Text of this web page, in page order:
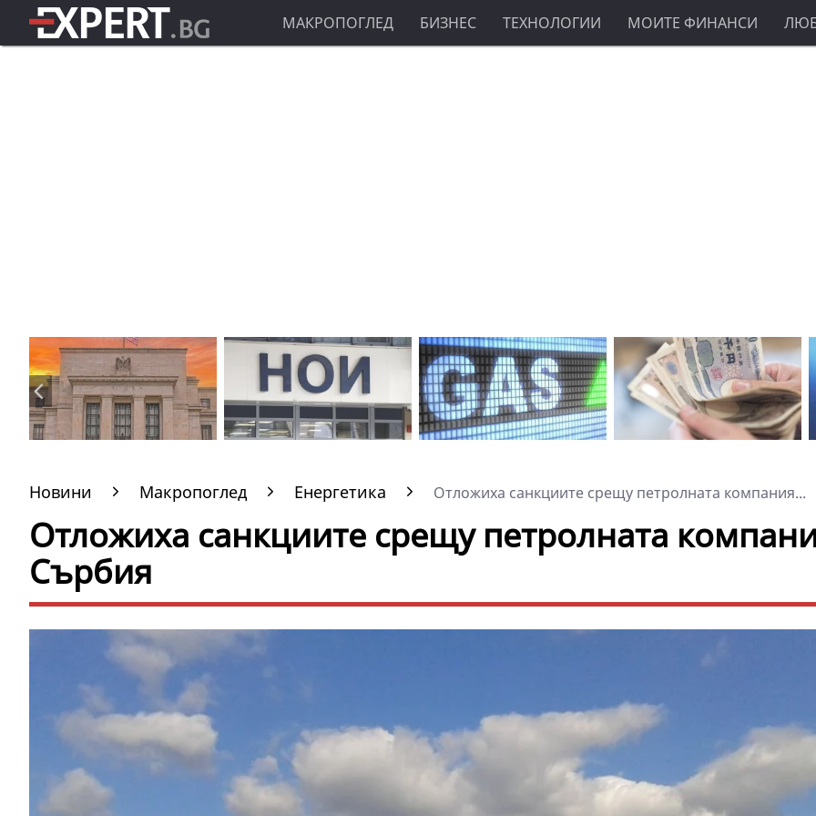
МАКРОПОГЛЕД БИЗНЕС ТЕХНОЛОГИИ МОИТЕ ФИНАНСИ
Новини Макропоглед Енергетика Отложиха санкциите срещу петролната компания...
Отложиха санкциите срещу петролната
Сърбия